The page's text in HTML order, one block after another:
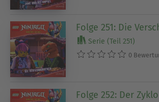
Folge 251: Die
Serie (Teil 251)
0
Folge 252: Der